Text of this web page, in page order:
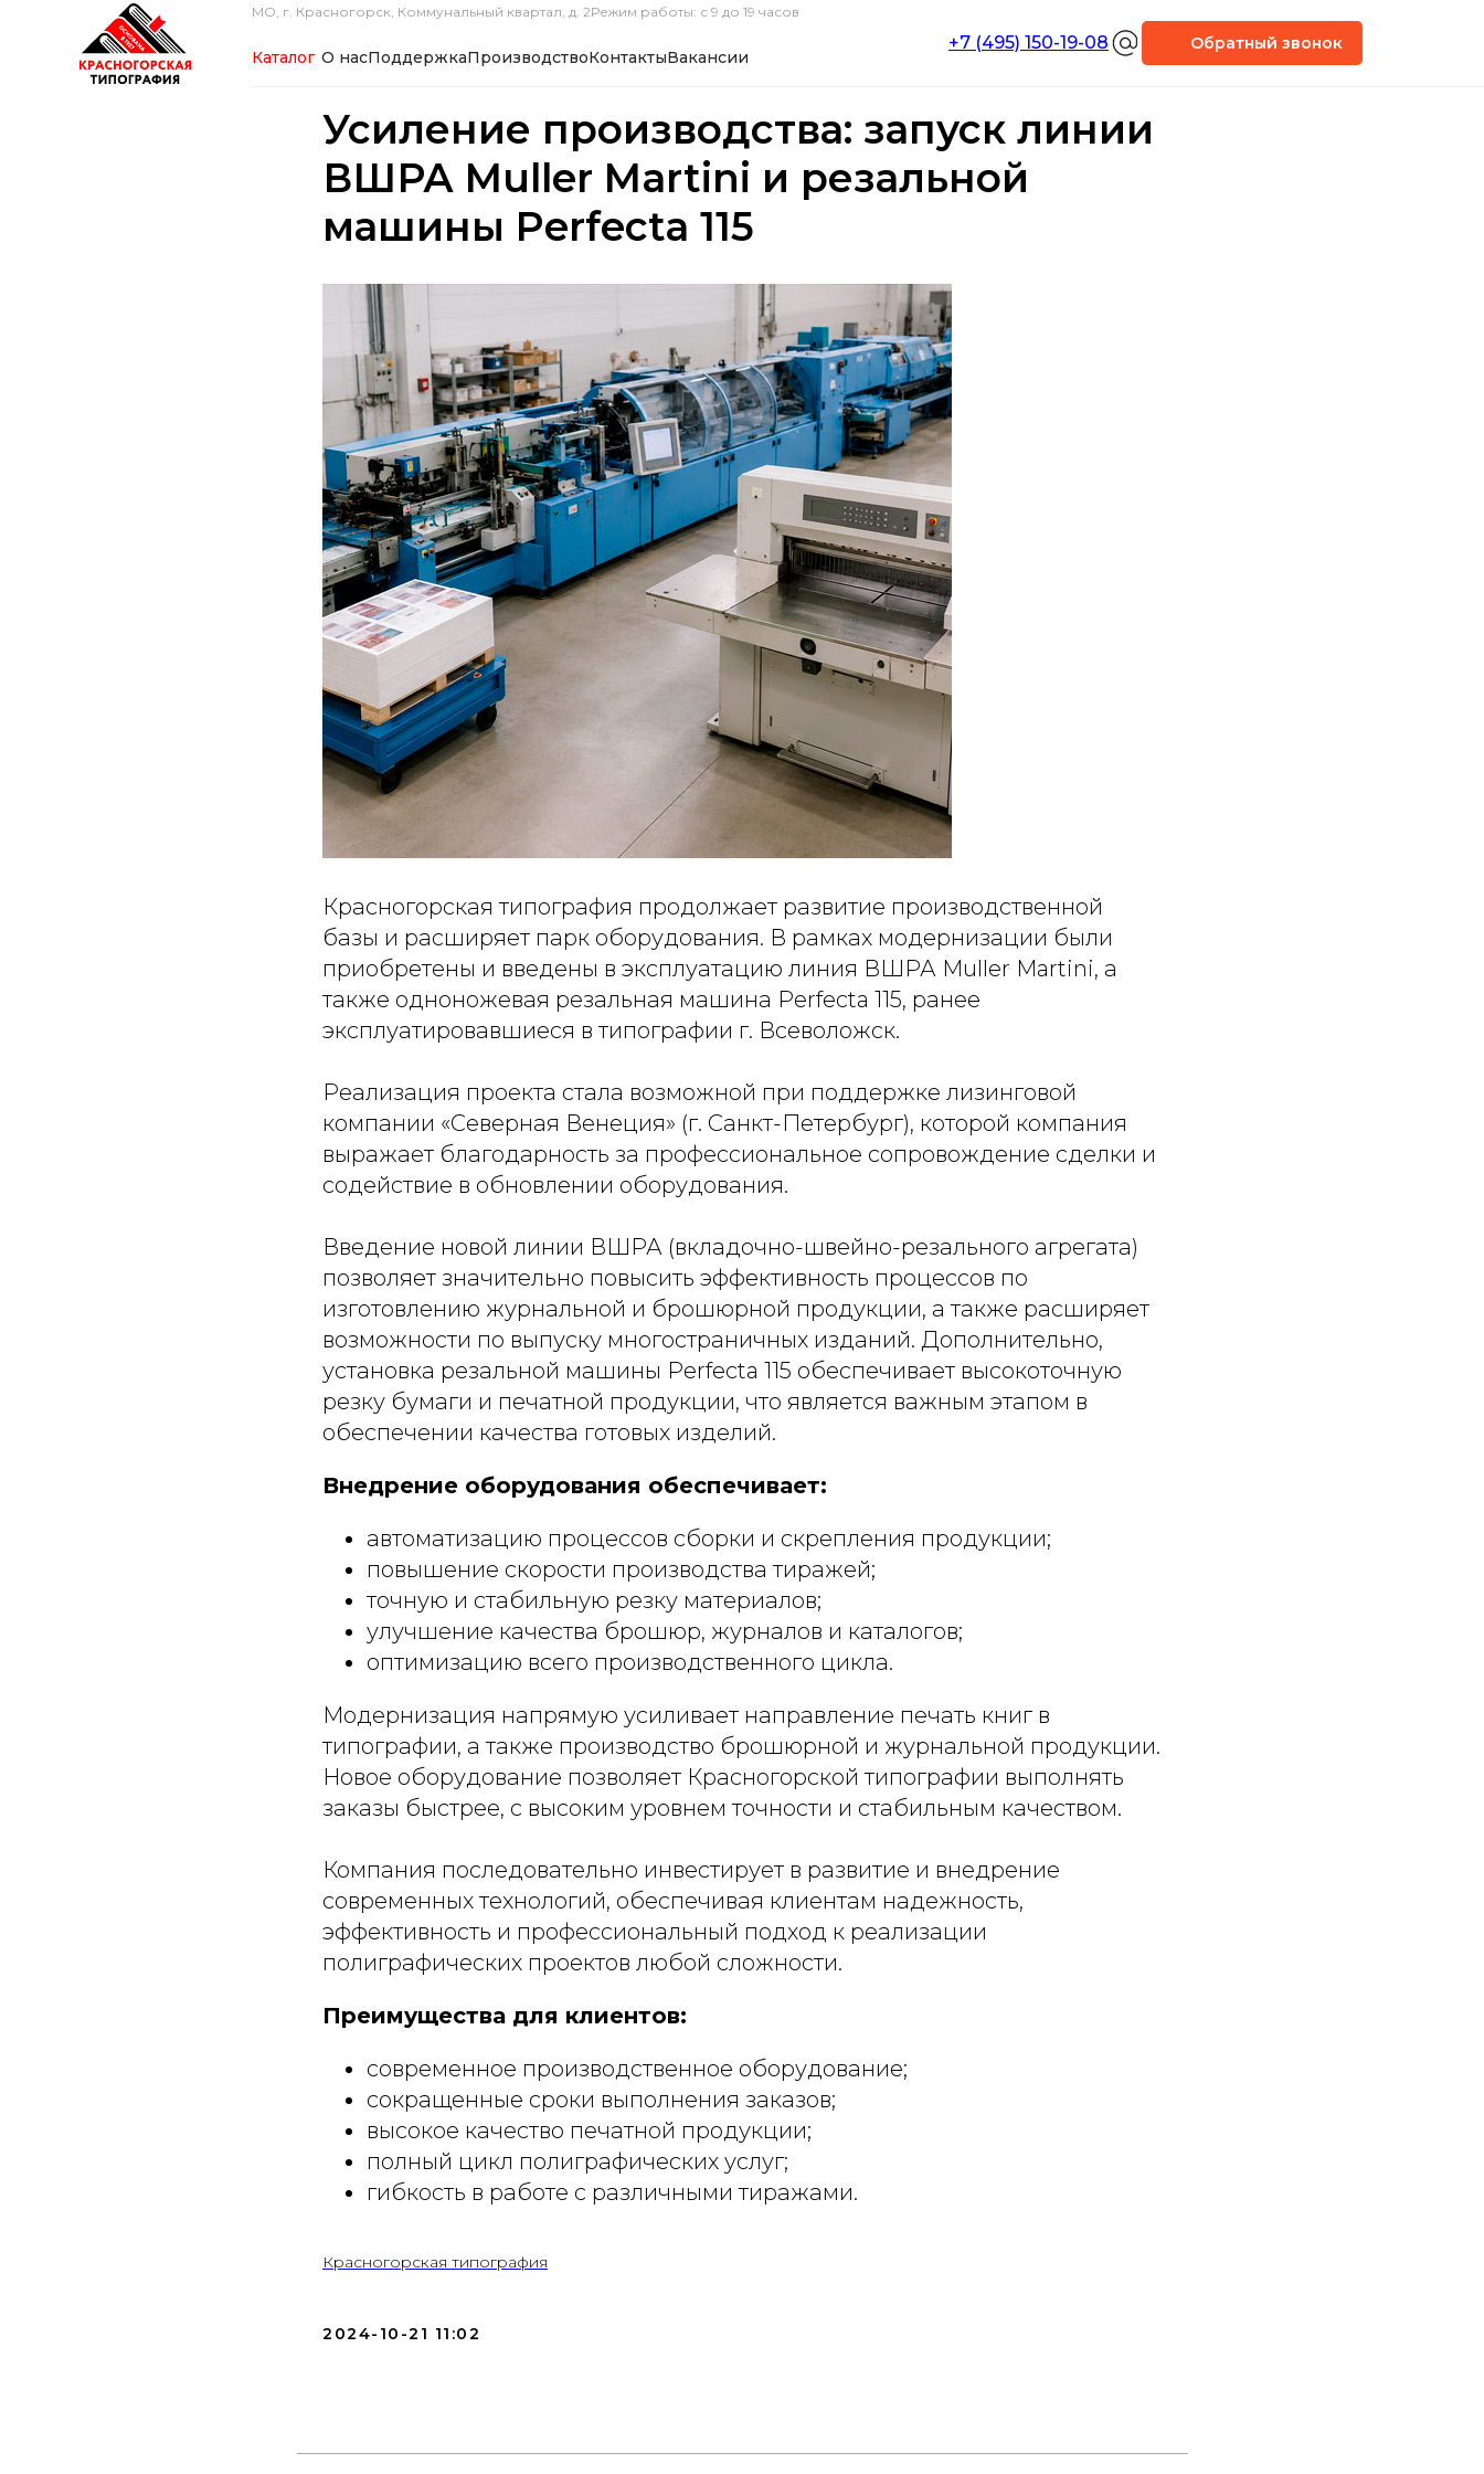
МО, г. Красногорск, Коммунальный квартал, д. 2Режим работы: с 9 до 19 часов
Каталог О насПоддержкаПроизводствоКонтактыВакансии
+7 (495) 150-19-08 Обратный звонок
Усиление производства: запуск линии
ВШРА Muller Martini и резальной
машины Perfecta 115
Красногорская типография продолжает развитие производственной
базы и расширяет парк оборудования. В рамках модернизации были
приобретены и введены в эксплуатацию линия ВШРА Muller Martini, а
также одноножевая резальная машина Perfecta 115, ранее
эксплуатировавшиеся в типографии г. Всеволожск.
Реализация проекта стала возможной при поддержке лизинговой
компании «Северная Венеция» (г. Санкт-Петербург), которой компания
выражает благодарность за профессиональное сопровождение сделки и
содействие в обновлении оборудования.
Введение новой линии ВШРА (вкладочно-швейно-резального агрегата)
позволяет значительно повысить эффективность процессов по
изготовлению журнальной и брошюрной продукции, а также расширяет
возможности по выпуску многостраничных изданий. Дополнительно,
установка резальной машины Perfecta 115 обеспечивает высокоточную
резку бумаги и печатной продукции, что является важным этапом в
обеспечении качества готовых изделий.
Внедрение оборудования обеспечивает:
автоматизацию процессов сборки и скрепления продукции;
повышение скорости производства тиражей;
точную и стабильную резку материалов;
улучшение качества брошюр, журналов и каталогов;
оптимизацию всего производственного цикла.
Модернизация напрямую усиливает направление печать книг в
типографии, а также производство брошюрной и журнальной продукции.
Новое оборудование позволяет Красногорской типографии выполнять
заказы быстрее, с высоким уровнем точности и стабильным качеством.
Компания последовательно инвестирует в развитие и внедрение
современных технологий, обеспечивая клиентам надежность,
эффективность и профессиональный подход к реализации
полиграфических проектов любой сложности.
Преимущества для клиентов:
современное производственное оборудование;
сокращенные сроки выполнения заказов;
высокое качество печатной продукции;
полный цикл полиграфических услуг;
гибкость в работе с различными тиражами.
Красногорская типография
2024-10-21 11:02